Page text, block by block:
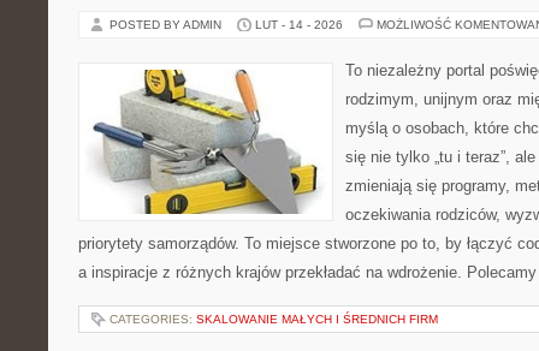
POSTED BY ADMIN LUT - 14 - 2026 MOŻLIWOŚĆ
To niezależny portal
rodzimym, unijnym oraz
myślą o osobach, które
się nie tylko „tu i teraz”,
zmieniają się programy,
oczekiwania rodziców,
priorytety samorządów. To miejsce stworzone po to, by łączyć
a inspiracje z różnych krajów przekładać na wdrożenie.
CATEGORIES: SKALOWANIE MAŁYCH I ŚREDNICH FIRM